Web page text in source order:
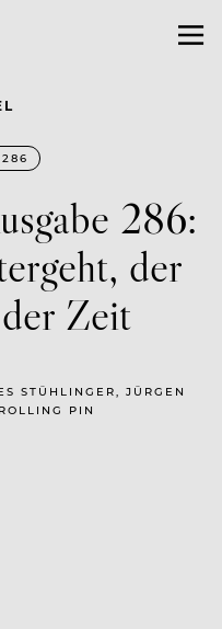
286:
der
Zeit
STÜHLINGER, JÜRGEN
PIN